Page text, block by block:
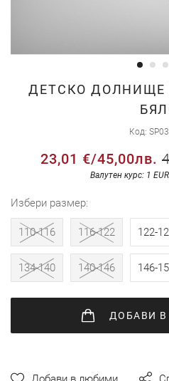
ДЕТСКО ДОЛНИЩЕ
Код
23,01 €/45,00лв.
Валутен курс: 1
избери размер
110-116 116-122 122-
134-140 140-146 146-
ДОБАВИ
Преминете
галерия